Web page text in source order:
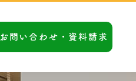
お問い合わせ・資料請求